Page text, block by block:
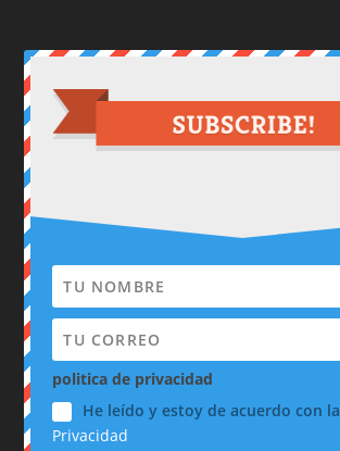
politica de privacidad
He leído y estoy de acuerdo con la
Privacidad